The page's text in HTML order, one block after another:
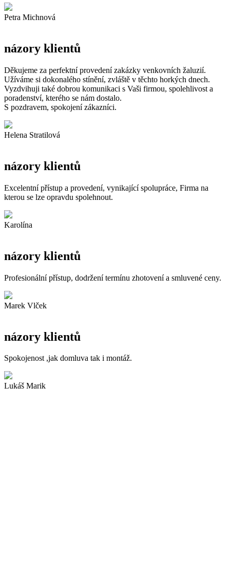
Petra Michnová
názory klientů
Děkujeme za perfektní provedení zakázky venkovních žaluzií.
Užíváme si dokonalého stínění, zvláště v těchto horkých dnech.
Vyzdvihuji také dobrou komunikaci s Vaši firmou, spolehlivost a
poradenství, kterého se nám dostalo.
S pozdravem, spokojení zákazníci.
Helena Stratilová
názory klientů
Excelentní přístup a provedení, vynikající spolupráce, Firma na
kterou se lze opravdu spolehnout.
Karolína
názory klientů
Profesionální přístup, dodržení termínu zhotovení a smluvené ceny.
Marek Vlček
názory klientů
Spokojenost ,jak domluva tak i montáž.
Lukáš Marik